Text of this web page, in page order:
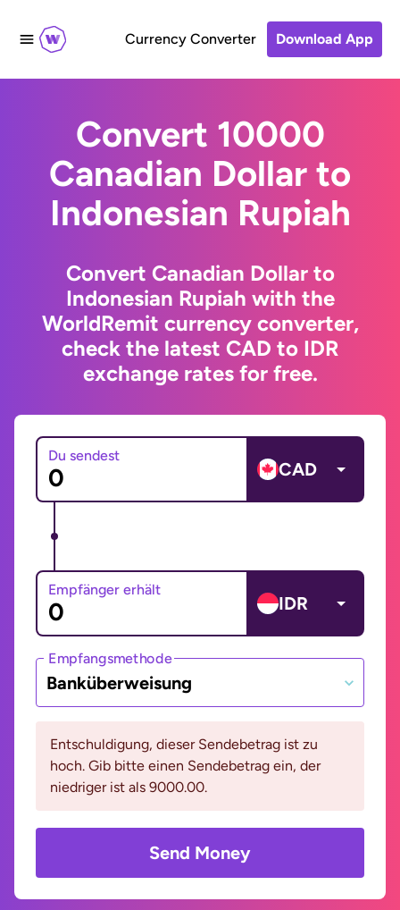
Currency Converter Download App
Convert 10000
Canadian Dollar to
Indonesian Rupiah
Convert Canadian Dollar to
Indonesian Rupiah with the
WorldRemit currency converter,
check the latest CAD to IDR
exchange rates for free.
Du sendest
CAD
Empfänger erhält
IDR
Empfangsmethode
Banküberweisung
Entschuldigung, dieser Sendebetrag ist zu
hoch. Gib bitte einen Sendebetrag ein, der
niedriger ist als 9000.00.
Send Money